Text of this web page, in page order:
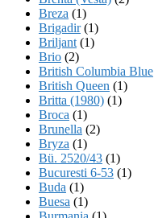
Breza (1)
Brigadir(1)
Briljant (1)
Brio (2)
British Columbia Blue
British Queen (1)
Britta (1980) (1)
Broca (1)
Brunella (2)
Bryza (1)
Bü. 2520/43 (1)
Bucuresti 6-53 (1)
Buda (1)
Buesa (1)